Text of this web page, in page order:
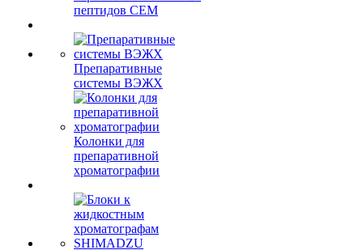
пептидов CEM
Препаративные
системы ВЭЖХ
Колонки для
препаративной
хроматографии